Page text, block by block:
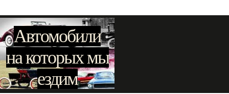
Автомобили
на которых мы
ездим